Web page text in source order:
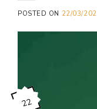
POSTED ON 22/03/
22